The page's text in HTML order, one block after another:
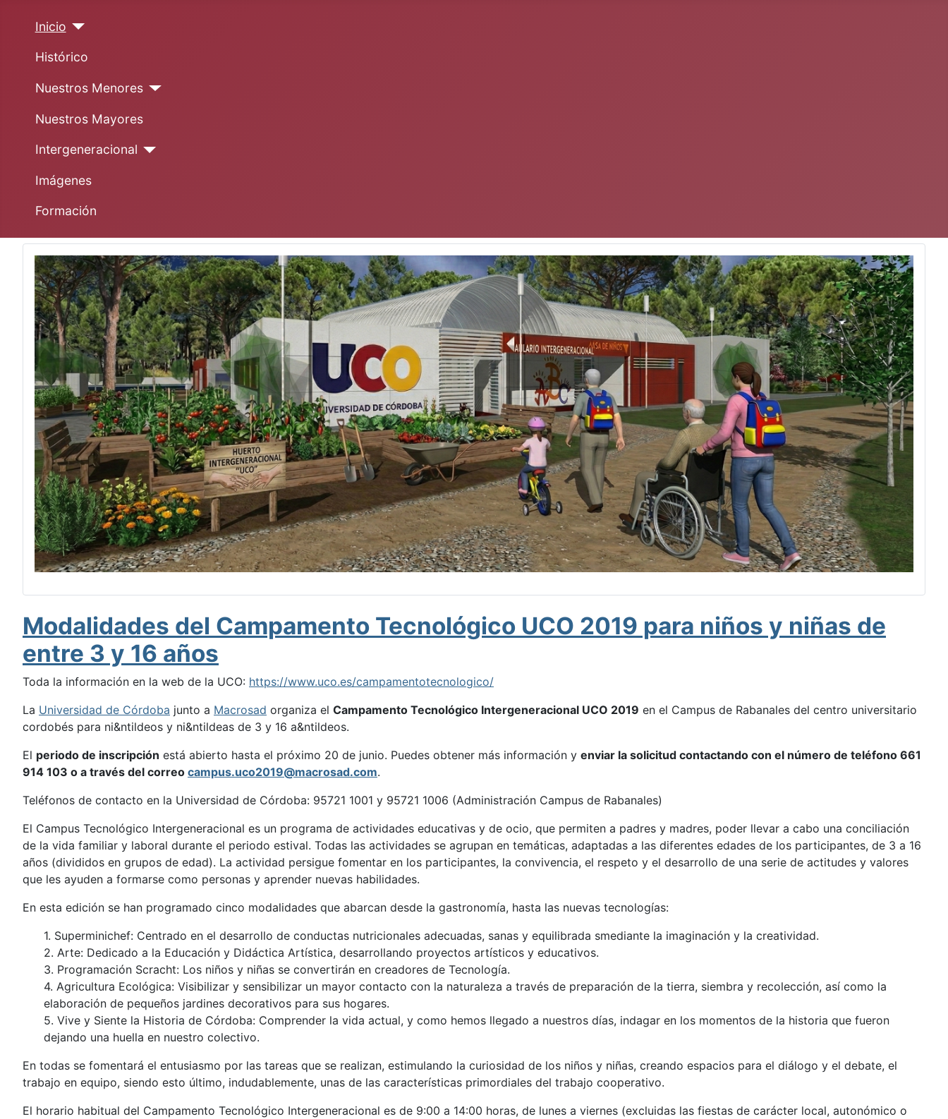
Inicio
Histórico
Nuestros Menores
Nuestros Mayores
Intergeneracional
Imágenes
Formación
Modalidades del Campamento Tecnológico UCO 2019 para niños y niñas de
entre 3 y 16 años
Toda la información en la web de la UCO: https://www.uco.es/campamentotecnologico/
La Universidad de Córdoba junto a Macrosad organiza el Campamento Tecnológico Intergeneracional UCO 2019 en el Campus de Rabanales del centro universitario
cordobés para ni&ntildeos y ni&ntildeas de 3 y 16 a&ntildeos.
El periodo de inscripción está abierto hasta el próximo 20 de junio. Puedes obtener más información y enviar la solicitud contactando con el número de teléfono 661
914 103 o a través del correo campus.uco2019@macrosad.com.
Teléfonos de contacto en la Universidad de Córdoba: 95721 1001 y 95721 1006 (Administración Campus de Rabanales)
El Campus Tecnológico Intergeneracional es un programa de actividades educativas y de ocio, que permiten a padres y madres, poder llevar a cabo una conciliación
de la vida familiar y laboral durante el periodo estival. Todas las actividades se agrupan en temáticas, adaptadas a las diferentes edades de los participantes, de 3 a 16
años (divididos en grupos de edad). La actividad persigue fomentar en los participantes, la convivencia, el respeto y el desarrollo de una serie de actitudes y valores
que les ayuden a formarse como personas y aprender nuevas habilidades.
En esta edición se han programado cinco modalidades que abarcan desde la gastronomía, hasta las nuevas tecnologías:
1. Superminichef: Centrado en el desarrollo de conductas nutricionales adecuadas, sanas y equilibrada smediante la imaginación y la creatividad.
2. Arte: Dedicado a la Educación y Didáctica Artística, desarrollando proyectos artísticos y educativos.
3. Programación Scracht: Los niños y niñas se convertirán en creadores de Tecnología.
4. Agricultura Ecológica: Visibilizar y sensibilizar un mayor contacto con la naturaleza a través de preparación de la tierra, siembra y recolección, así como la
elaboración de pequeños jardines decorativos para sus hogares.
5. Vive y Siente la Historia de Córdoba: Comprender la vida actual, y como hemos llegado a nuestros días, indagar en los momentos de la historia que fueron
dejando una huella en nuestro colectivo.
En todas se fomentará el entusiasmo por las tareas que se realizan, estimulando la curiosidad de los niños y niñas, creando espacios para el diálogo y el debate, el
trabajo en equipo, siendo esto último, indudablemente, unas de las características primordiales del trabajo cooperativo.
El horario habitual del Campamento Tecnológico Intergeneracional es de 9:00 a 14:00 horas, de lunes a viernes (excluidas las fiestas de carácter local, autonómico o